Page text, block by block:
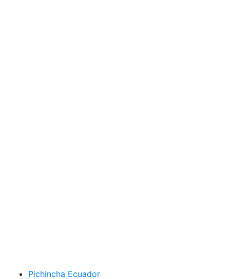
Pichincha Ecuador